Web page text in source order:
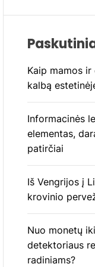
Kaip mamos
kalbą
Informacinės
elementas,
patirčiai
Iš Vengrijos į
krovinio
Nuo monetų
detektoriaus
radiniams?